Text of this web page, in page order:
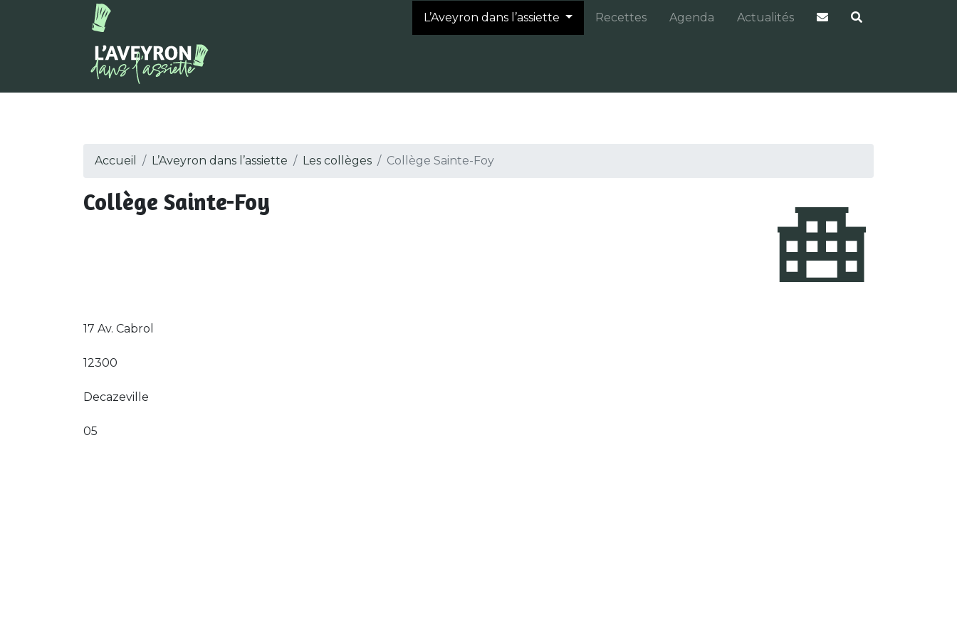
L’Aveyron dans l’assiette Recettes Agenda Actualités
Accueil L’Aveyron dans l’assiette Les collèges Collège Sainte-Foy
Collège Sainte-Foy
17 Av. Cabrol
12300
Decazeville
05